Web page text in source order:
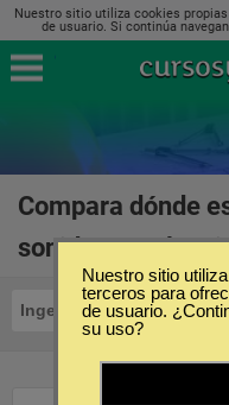
Nuestro sitio utiliza cookies
de usuario. Si continúa
Compara dónde
sonido en
Ingeniería en Sonido
Nuestro sitio
terceros para
de usuario.
su uso?